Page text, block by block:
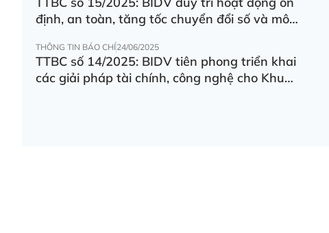
định, an toàn, tăng tốc chuyển đổi số và mô
THÔNG TIN BÁO CHÍ24/06/2025
TTBC số 14/2025: BIDV tiên phong triển khai
các giải pháp tài chính, công nghệ cho Khu